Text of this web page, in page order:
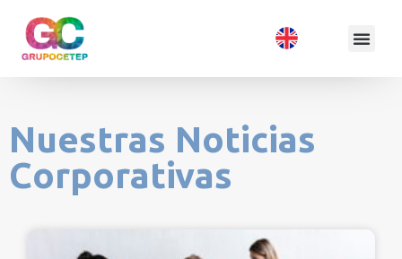
Nuestras Noticias
Corporativas